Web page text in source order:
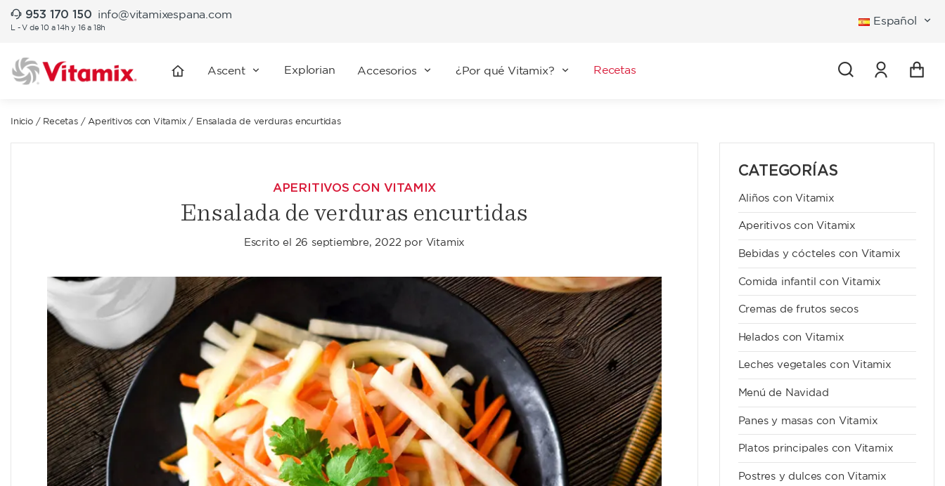
953 170 150 info@vitamixespana.com
L - V de 10 a 14h y 16 a 18h
Español
Ascent Explorian Accesorios ¿Por qué Vitamix? Recetas Iniciar
Inicio/ Recetas/ Aperitivos con Vitamix/ Ensalada de verduras encurtidas
APERITIVOS CON VITAMIX
Ensalada de verduras encurtidas
Escrito el 26 septiembre, 2022 por Vitamix
CATEGORÍAS
Aliños con Vitamix
Aperitivos con Vitamix
Bebidas y cócteles con Vitamix
Comida infantil con Vitamix
Cremas de frutos secos
Helados con Vitamix
Leches vegetales con Vitamix
Menú de Navidad
Panes y masas con Vitamix
Platos principales con Vitamix
Postres y dulces con Vitamix